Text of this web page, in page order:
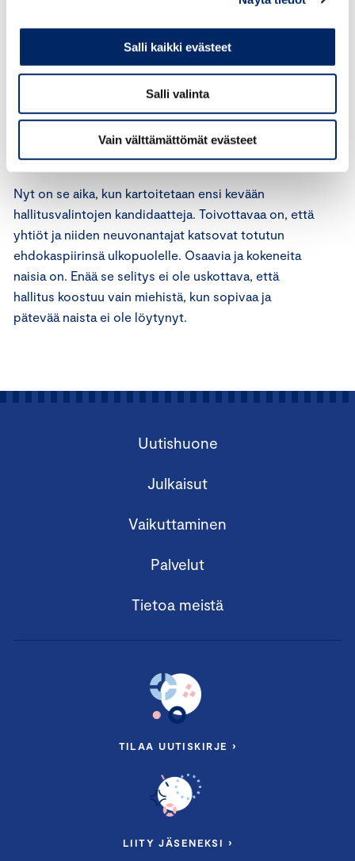
Salli kaikki evästeet
Salli valinta
Vain välttämättömät evästeet
erityisosaamisen lisäksi toimitusjohtajakokemusta ja
useimmilla myös ennestään kokemusta
hallitustyöskentelystä. Naisjohtajaohjelmaamme on
osallistunut jo 160 naisjohtajaa, ja mentoreina ovat
toimineet suomalaiset huipputason johtajat.
Olemme järjestäneet halukkaille myös hallitustyön
sparrausta, jossa sparraajana ovat kokeneet
Nyt on se aika, kun kartoitetaan ensi kevään
hallitusvalintojen kandidaatteja. Toivottavaa on, että
yhtiöt ja niiden neuvonantajat katsovat totutun
ehdokaspiirinsä ulkopuolelle. Osaavia ja kokeneita
naisia on. Enää se selitys ei ole uskottava, että
hallitus koostuu vain miehistä, kun sopivaa ja
pätevää naista ei ole löytynyt.
Uutishuone
Julkaisut
Vaikuttaminen
Palvelut
Tietoa meistä
TILAA UUTISKIRJE ›
LIITY JÄSENEKSI ›